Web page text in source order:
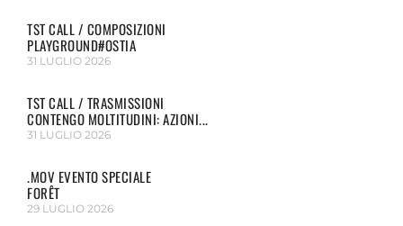
TST CALL / COMPOSIZIONI
PLAYGROUND#OSTIA
31 LUGLIO 2026
TST CALL / TRASMISSIONI
CONTENGO MOLTITUDINI: AZIONI...
31 LUGLIO 2026
.MOV EVENTO SPECIALE
FORÊT
29 LUGLIO 2026